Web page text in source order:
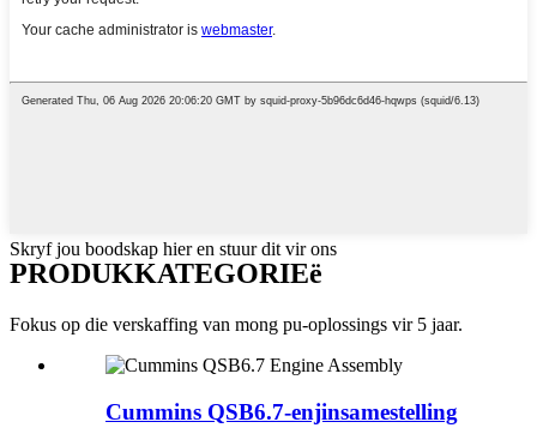
Skryf jou boodskap hier en stuur dit vir ons
PRODUKKATEGORIEë
Fokus op die verskaffing van mong pu-oplossings vir 5 jaar.
Cummins QSB6.7-enjinsamestelling